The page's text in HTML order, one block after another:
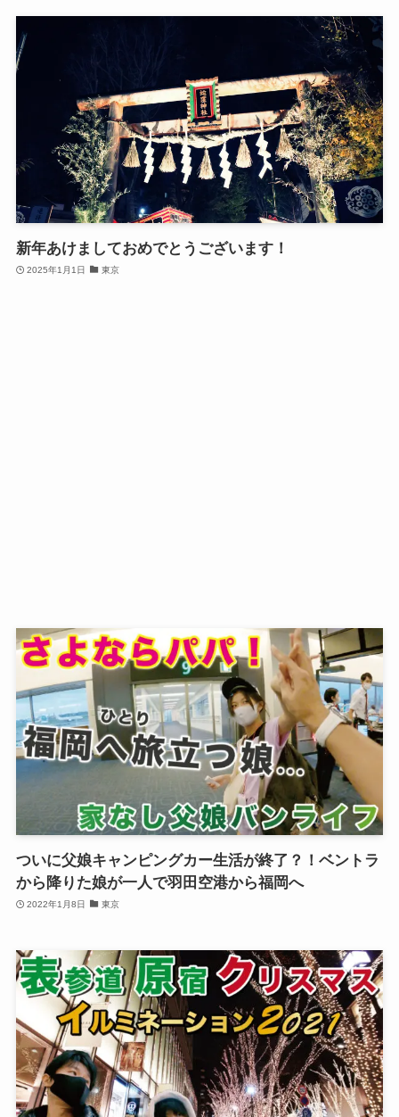
新年あけましておめでとうございます！
2025年1月1日 東京
ついに父娘キャンピングカー生活が終了？！ベントラ
から降りた娘が一人で羽田空港から福岡へ
2022年1月8日 東京